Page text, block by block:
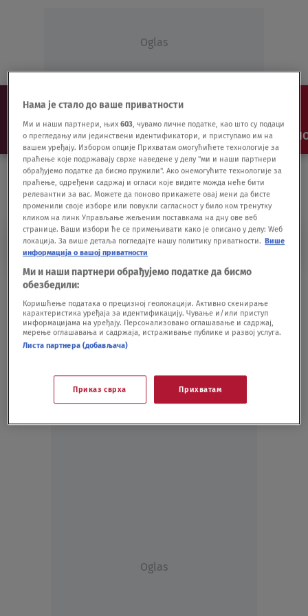
Oglas
NAJNOVIJE VESTI SHOW SPORT VIDEO
SEKIL
VIDEO06.03.21.
Oglas
Нама је стало до ваше приватности
Ми и наши партнери, њих603, чувамо личне податке, као што су подаци
о прегледању или јединствени идентификатори, и приступамо им на
вашем уређају. Избором опције Прихватам омогућићете технологије за
праћење које подржавају сврхе наведене у делу "ми и наши партнери
обрађујемо податке да бисмо пружили". Ако онемогућите технологије за
праћење, одређени садржај и огласи које видите можда неће бити
релевантни за вас. Можете да поново прикажете овај мени да бисте
променили своје изборе или повукли сагласност у било ком тренутку
кликом на линк Управљање жељеним поставкама на дну ове веб
странице. Ваши избори ће се примењивати како је описано у делу: Wеб
локација. За више детаља погледајте нашу политику приватности. Више
информација о вашој приватности
Ми и наши партнери обрађујемо податке да бисмо
обезбедили:
Коришћење података о прецизној геолокацији. Активно скенирање
карактеристика уређаја за идентификацију. Чување и/или приступ
информацијама на уређају. Персонализовано оглашавање и садржај,
мерење оглашавања и садржаја, истраживање публике и развој услуга.
Листа партнера (добављача)
Приказ сврха Прихватам